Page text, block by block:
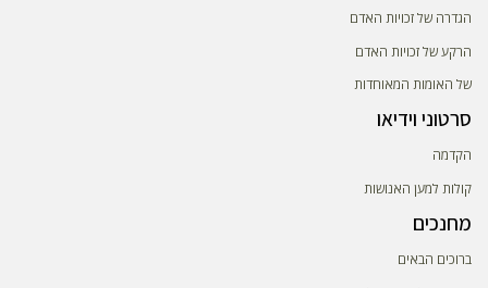
הגדרה של זכויות האדם
הרקע של זכויות האדם
של האומות המאוחדות
סרטוני וידיאו
הקדמה
קולות למען האנושות
מחנכים
ברוכים הבאים